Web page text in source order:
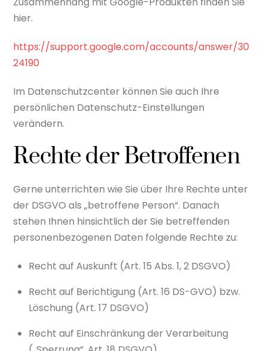
hier.
https://support.google.com/accounts/answer/30
24190
Im Datenschutzcenter können Sie auch Ihre
persönlichen Datenschutz-Einstellungen
verändern.
Rechte der Betroffenen
Gerne unterrichten wie Sie über Ihre Rechte unter
der DSGVO als „betroffene Person“. Danach
stehen Ihnen hinsichtlich der Sie betreffenden
personenbezogenen Daten folgende Rechte zu:
Recht auf Auskunft (Art. 15 Abs. 1, 2 DSGVO)
Recht auf Berichtigung (Art. 16 DS-GVO) bzw.
Löschung (Art. 17 DSGVO)
Recht auf Einschränkung der Verarbeitung